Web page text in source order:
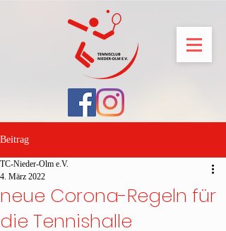
Beitrag
neue Corona-Regeln für
die Tennishalle
TC-Nieder-Olm e.V.
4. März 2022